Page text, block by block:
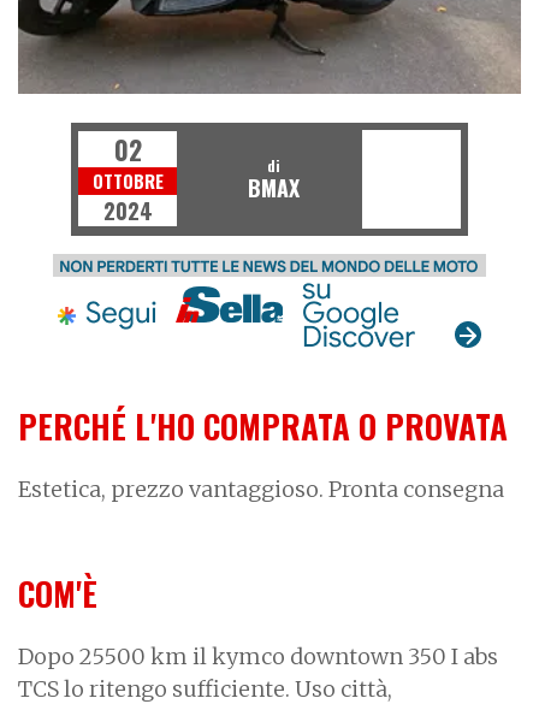
PERCHÉ L'HO COMPRATA O PROVATA
Estetica, prezzo vantaggioso. Pronta consegna
COM'È
Dopo 25500 km il kymco downtown 350 I abs
TCS lo ritengo sufficiente. Uso città,
02
OTTOBRE
2024
di
BMAX